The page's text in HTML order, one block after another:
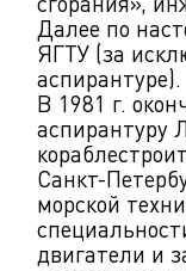
Далее по
ЯГТУ (за
аспирантуре).
В 1981 г.
аспирантуру
Санкт-
морской
двигатели и